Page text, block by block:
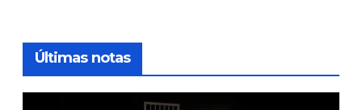
Últimas notas